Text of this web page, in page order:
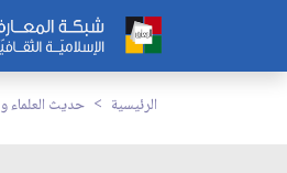
الرئيسية حديث العلماء